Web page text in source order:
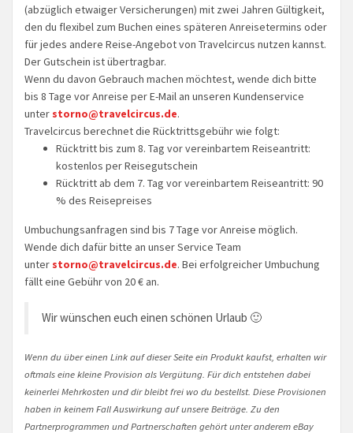
(abzüglich etwaiger Versicherungen) mit zwei Jahren Gültigkeit,
den du flexibel zum Buchen eines späteren Anreisetermins oder
für jedes andere Reise-Angebot von Travelcircus nutzen kannst.
Der Gutschein ist übertragbar.
Wenn du davon Gebrauch machen möchtest, wende dich bitte
bis 8 Tage vor Anreise per E-Mail an unseren Kundenservice
unter storno@travelcircus.de.
Travelcircus berechnet die Rücktrittsgebühr wie folgt:
Rücktritt bis zum 8. Tag vor vereinbartem Reiseantritt:
kostenlos per Reisegutschein
Rücktritt ab dem 7. Tag vor vereinbartem Reiseantritt: 90
% des Reisepreises
Umbuchungsanfragen sind bis 7 Tage vor Anreise möglich.
Wende dich dafür bitte an unser Service Team
unter storno@travelcircus.de. Bei erfolgreicher Umbuchung
fällt eine Gebühr von 20 € an.
Wir wünschen euch einen schönen Urlaub 🙂
Wenn du über einen Link auf dieser Seite ein Produkt kaufst, erhalten wir
oftmals eine kleine Provision als Vergütung. Für dich entstehen dabei
keinerlei Mehrkosten und dir bleibt frei wo du bestellst. Diese Provisionen
haben in keinem Fall Auswirkung auf unsere Beiträge. Zu den
Partnerprogrammen und Partnerschaften gehört unter anderem eBay